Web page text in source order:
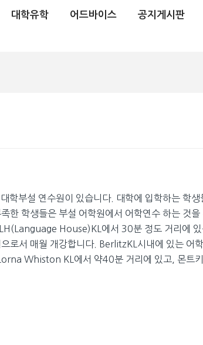
대학유학 어드바이스 공지게시판
학부설 연수원이 있습니다. 대학에 입학하는 학생
한 학생들은 부설 어학원에서 어학연수 하는 것을
House)KL에서 30분 정도 거리에
로서 매월 개강합니다. BerlitzKL시내에 있는 어
Whiston KL에서 약40분 거리에 있고, 몬트